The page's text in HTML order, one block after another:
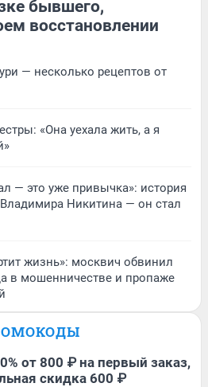
бывшего,
восстановлении
— несколько рецептов от
«Она уехала жить, а я
— это уже привычка»: история
Никитина — он стал
жизнь»: москвич обвинил
в мошенничестве и пропаже
от 800 ₽ на первый заказ,
скидка 600 ₽